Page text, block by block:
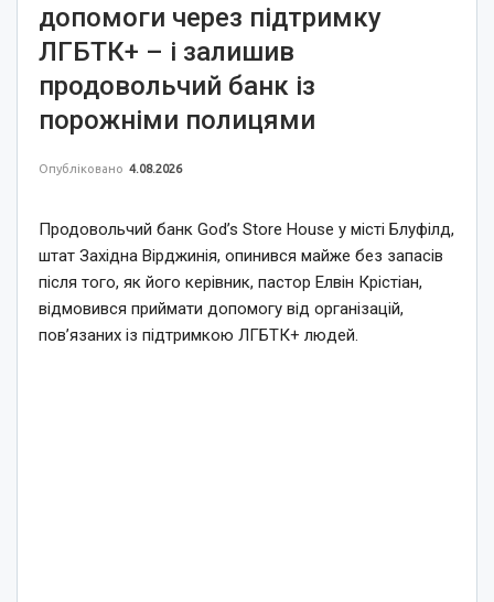
допомоги через підтримку
ЛГБТК+ – і залишив
продовольчий банк із
порожніми полицями
Опубліковано 4.08.2026
Продовольчий банк God’s Store House у місті Блуфілд,
штат Західна Вірджинія, опинився майже без запасів
після того, як його керівник, пастор Елвін Крістіан,
відмовився приймати допомогу від організацій,
пов’язаних із підтримкою ЛГБТК+ людей.